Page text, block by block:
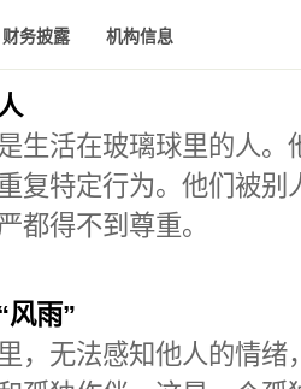
财务披露 机构信息
生活在玻璃球里的人
复特定行为。他们被
都得不到尊重。
风雨”
，无法感知他人的情